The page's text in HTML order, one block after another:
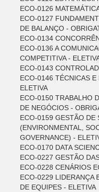
ECO-0126
ECO-0127
DE BALANÇO -
ECO-0134
ECO-0136 A
COMPETITIVA -
ECO-0143
ECO-0146 TÉCNICAS
ELETIVA
ECO-0150 TRABALHO
DE NEGÓCIOS -
ECO-0159 GESTÃO DE
(ENVIRONMENTAL,
GOVERNANCE) -
ECO-0170 DATA
ECO-0227 GESTÃO
ECO-0228 CENÁRIOS
ECO-0229 LIDERANÇA
DE EQUIPES - ELETIVA